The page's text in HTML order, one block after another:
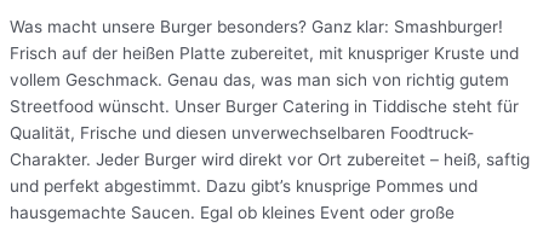
Was macht unsere Burger besonders? Ganz klar: Smashburger!
Frisch auf der heißen Platte zubereitet, mit knuspriger Kruste und
vollem Geschmack. Genau das, was man sich von richtig gutem
Streetfood wünscht. Unser Burger Catering in Tiddische steht für
Qualität, Frische und diesen unverwechselbaren Foodtruck-
Charakter. Jeder Burger wird direkt vor Ort zubereitet – heiß, saftig
und perfekt abgestimmt. Dazu gibt’s knusprige Pommes und
hausgemachte Saucen. Egal ob kleines Event oder große